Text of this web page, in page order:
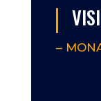
–